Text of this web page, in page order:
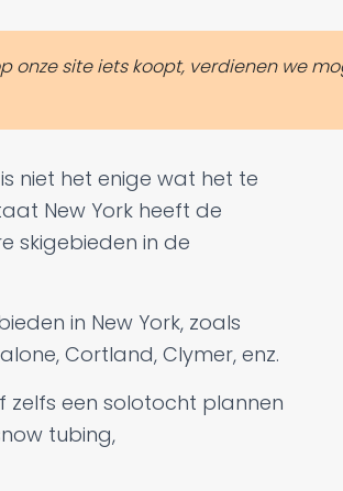
onze site iets koopt, verdienen we
niet het enige wat het te
New York heeft de
skigebieden in de
in New York, zoals
Cortland, Clymer, enz.
zelfs een solotocht plannen
tubing,